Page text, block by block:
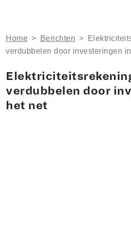
Home > Berichten >
verdubbelen door investeringen
verdubbelen door
het net